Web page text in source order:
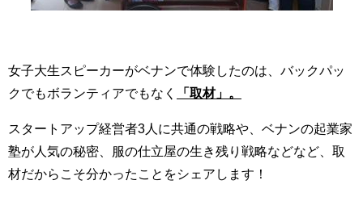
女子大生スピーカーがベナンで体験したのは、バックパッ
クでもボランティアでもなく
「取材」。
スタートアップ経営者3 人に共通の戦略や、ベナンの起業家
塾が人気の秘密、服の仕立屋の生き残り戦略などなど、取
材だからこそ分かったことをシェアします！